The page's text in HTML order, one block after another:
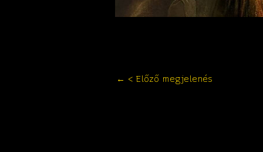
← < Előző megjelenés